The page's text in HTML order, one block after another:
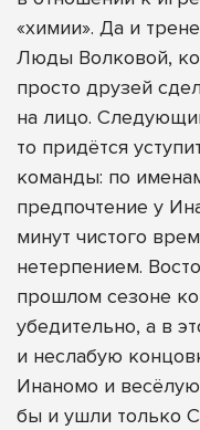
«химии». Да и
Люды Волковой,
просто друзей
на лицо.
то придётся
команды: по
предпочтение у
минут чистого
нетерпением.
прошлом сезоне
убедительно, а в
и неслабую
Инаномо и
бы и ушли только